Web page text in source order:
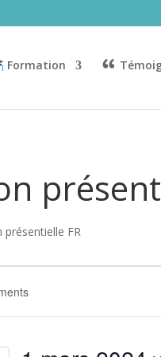
Formation
présentielle FR